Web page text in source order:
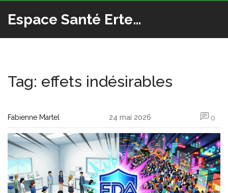
Espace Santé Ertedis
Tag: effets indésirables
Fabienne Martel 24 mai 2026 0